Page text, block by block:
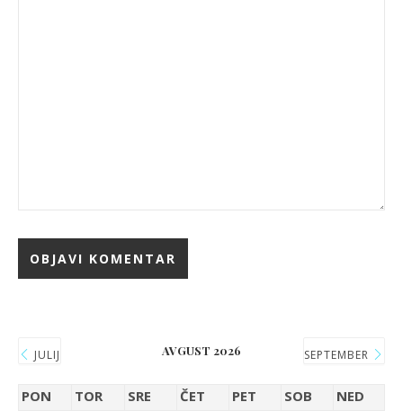
JULIJ AVGUST 2026 SEPTEMBER
PON TOR SRE ČET PET SOB NED